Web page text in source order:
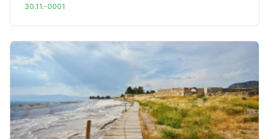
30.11.-0001